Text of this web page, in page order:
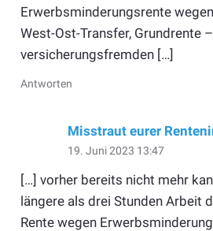
Erwerbsminderungsrente
West-Ost-Transfer, Grundrente
versicherungsfremden […]
Antworten
Misstraut eurer
19. Juni 2023 13:47
[…] vorher bereits nicht mehr
längere als drei Stunden Arbeit
Rente wegen